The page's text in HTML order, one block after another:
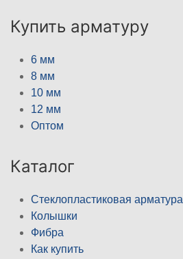
Купить арматуру
6 мм
8 мм
10 мм
12 мм
Оптом
Каталог
Стеклопластиковая арматура
Колышки
Фибра
Как купить